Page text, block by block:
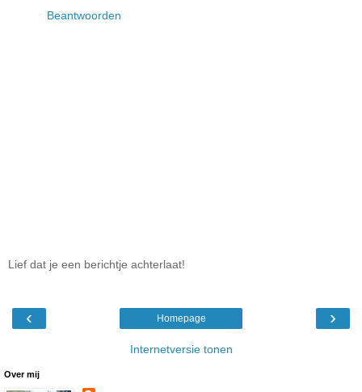
Beantwoorden
Lief dat je een berichtje achterlaat!
‹ ›
Homepage
Internetversie tonen
Over mij